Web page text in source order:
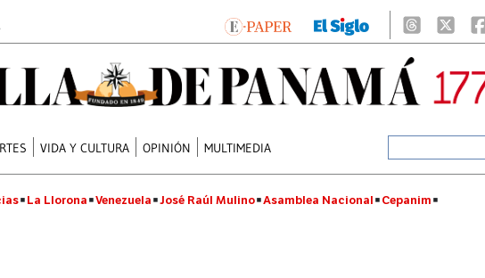
VIDA Y CULTURA OPINIÓN MULTIMEDIA
La Llorona Venezuela José Raúl Mulino Asamblea Nacional Cepanim